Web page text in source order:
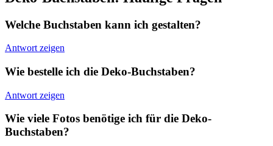
Welche Buchstaben kann ich gestalten?
Antwort zeigen
Wie bestelle ich die Deko-Buchstaben?
Antwort zeigen
Wie viele Fotos benötige ich für die Deko-
Buchstaben?